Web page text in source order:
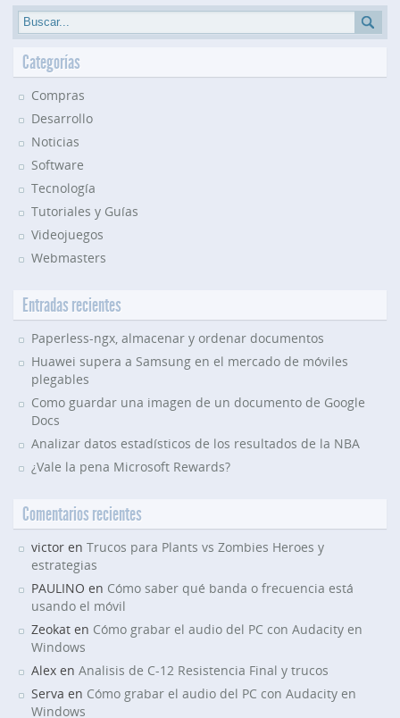
Categorías
Compras
Desarrollo
Noticias
Software
Tecnología
Tutoriales y Guías
Videojuegos
Webmasters
Entradas recientes
Paperless-ngx, almacenar y ordenar documentos
Huawei supera a Samsung en el mercado de móviles
plegables
Como guardar una imagen de un documento de Google
Docs
Analizar datos estadísticos de los resultados de la NBA
¿Vale la pena Microsoft Rewards?
Comentarios recientes
victor en Trucos para Plants vs Zombies Heroes y
estrategias
PAULINO en Cómo saber qué banda o frecuencia está
usando el móvil
Zeokat en Cómo grabar el audio del PC con Audacity en
Windows
Alex en Analisis de C-12 Resistencia Final y trucos
Serva en Cómo grabar el audio del PC con Audacity en
Windows